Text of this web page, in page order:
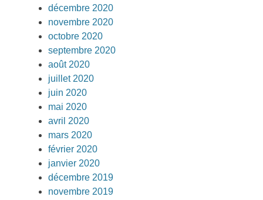
décembre 2020
novembre 2020
octobre 2020
septembre 2020
août 2020
juillet 2020
juin 2020
mai 2020
avril 2020
mars 2020
février 2020
janvier 2020
décembre 2019
novembre 2019